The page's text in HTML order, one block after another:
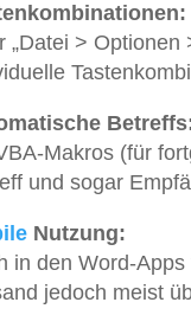
„Datei > Optionen
Makros (für
und sogar
Nutzung:
in den Word-Apps
jedoch meist